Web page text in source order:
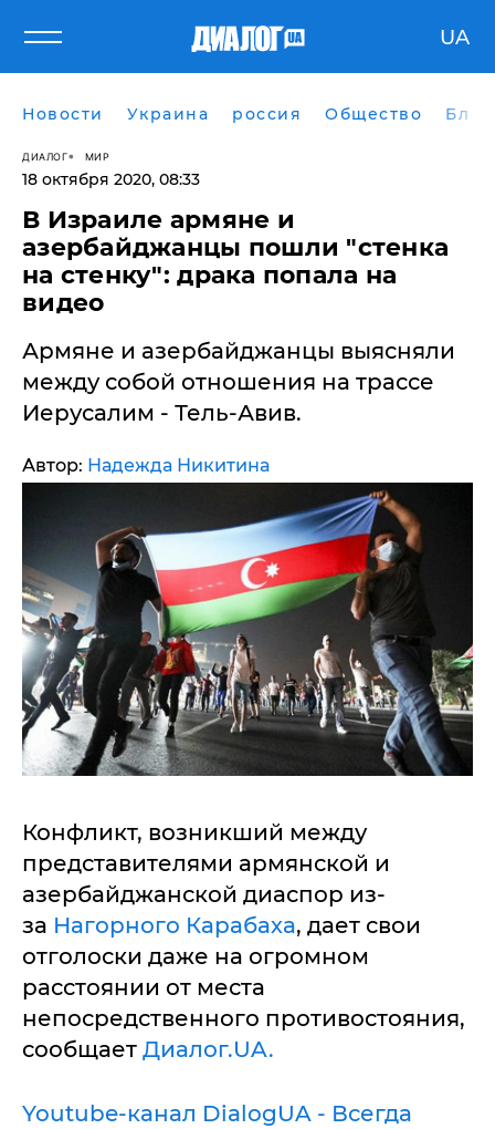
UA
Новости Украина россия Общество
ДИАЛОГ МИР
18 октября 2020, 08:33
В Израиле армяне и
азербайджанцы пошли "стенка
на стенку": драка попала на
видео
Армяне и азербайджанцы выясняли
между собой отношения на трассе
Иерусалим - Тель-Авив.
Автор: Надежда Никитина
Конфликт, возникший между
представителями армянской и
азербайджанской диаспор из-
за Нагорного Карабаха, дает свои
отголоски даже на огромном
расстоянии от места
непосредственного противостояния,
сообщает Диалог.UA.
Youtube-канал DialogUA - Всегда